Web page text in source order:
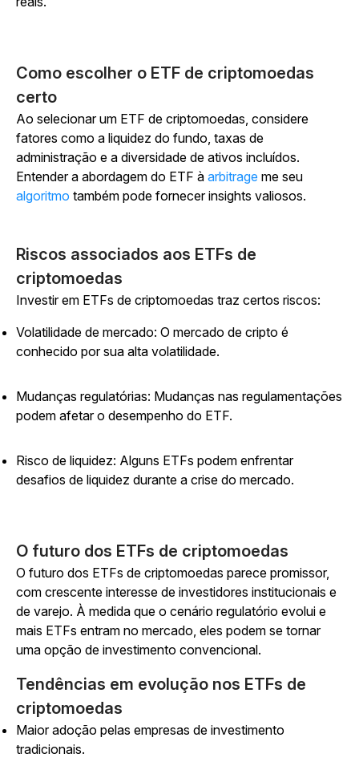
Como escolher o ETF de criptomoedas
certo
Ao selecionar um ETF de criptomoedas, considere
fatores como a liquidez do fundo, taxas de
administração e a diversidade de ativos incluídos.
Entender a abordagem do ETF à arbitrage me seu
algoritmo também pode fornecer insights valiosos.
Riscos associados aos ETFs de
criptomoedas
Investir em ETFs de criptomoedas traz certos riscos:
Volatilidade de mercado: O mercado de cripto é
conhecido por sua alta volatilidade.
Mudanças regulatórias: Mudanças nas regulamentações
podem afetar o desempenho do ETF.
Risco de liquidez: Alguns ETFs podem enfrentar
desafios de liquidez durante a crise do mercado.
O futuro dos ETFs de criptomoedas
O futuro dos ETFs de criptomoedas parece promissor,
com crescente interesse de investidores institucionais e
de varejo. À medida que o cenário regulatório evolui e
mais ETFs entram no mercado, eles podem se tornar
uma opção de investimento convencional.
Tendências em evolução nos ETFs de
criptomoedas
Maior adoção pelas empresas de investimento
tradicionais.